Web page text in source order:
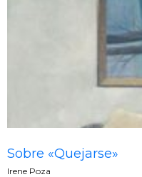
Sobre «Quejarse»
Irene Poza